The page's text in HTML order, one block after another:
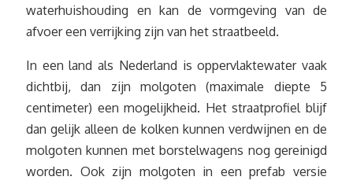
waterhuishouding en kan de vormgeving van de
afvoer een verrijking zijn van het straatbeeld.
In een land als Nederland is oppervlaktewater vaak
dichtbij, dan zijn molgoten (maximale diepte 5
centimeter) een mogelijkheid. Het straatprofiel blijf
dan gelijk alleen de kolken kunnen verdwijnen en de
molgoten kunnen met borstelwagens nog gereinigd
worden. Ook zijn molgoten in een prefab versie